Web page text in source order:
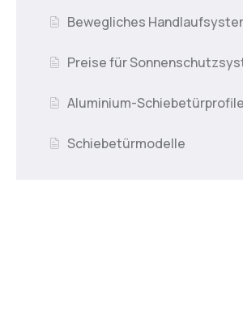
Bewegliches
Preise für
Aluminium-Schiebetürprofile
Schiebetürmodelle